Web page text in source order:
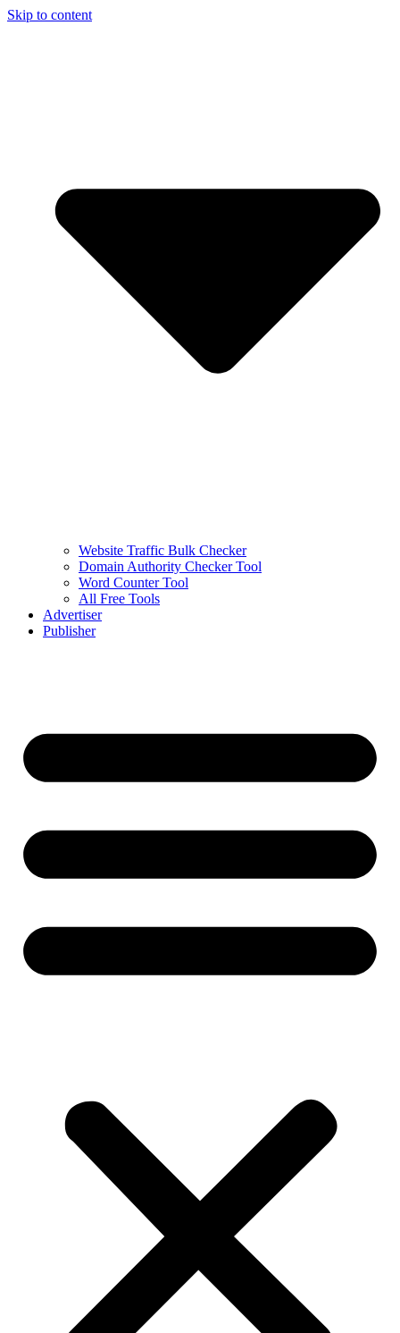
Skip to content
Website Traffic Bulk Checker
Domain Authority Checker Tool
Word Counter Tool
All Free Tools
Advertiser
Publisher